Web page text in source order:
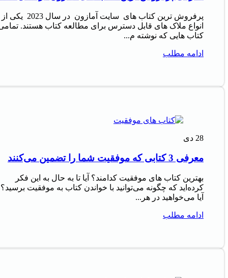
پرفروش‌ ترین کتاب‌ های سایت آمازون در سال 2023 یکی از
انواع ملاک‌ های قابل دسترس برای مطالعه کتاب هستند.
کتاب‌ هایی که نوشته م...
ادامه مطلب
28 دی
معرفی 3 کتابی که موفقیت شما را تضمین می‌کنند
بهترین کتاب های موفقیت کدامند؟ آیا تا به حال به این فکر
کرده‌اید که چگونه می‌توانید با خواندن کتاب به موفقیت برسید؟
آیا می‌خواهید در هر...
ادامه مطلب